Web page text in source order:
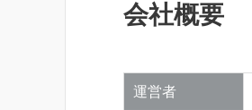
会社概要
運営者